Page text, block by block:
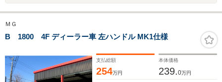
ＭＧ
B 1800 4F ディーラー車 左ハンドル MK1仕様
支払総額
254万円
本体価格
239.0万円